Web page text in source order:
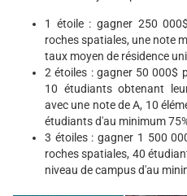
1 étoile : gagner 250
roches spatiales, une note
taux moyen de résidence
2 étoiles : gagner 50 000$
10 étudiants obtenant
avec une note de A, 10
étudiants d'au minimum
3 étoiles : gagner 1 500
roches spatiales, 40
niveau de campus d'au